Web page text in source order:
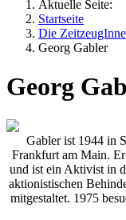
Aktuelle Seite:
Startseite
Die
Georg Gabler
Georg
Gabler ist 1944 in
Frankfurt am Main.
und ist ein Aktivist in
aktionistischen
mitgestaltet. 1975